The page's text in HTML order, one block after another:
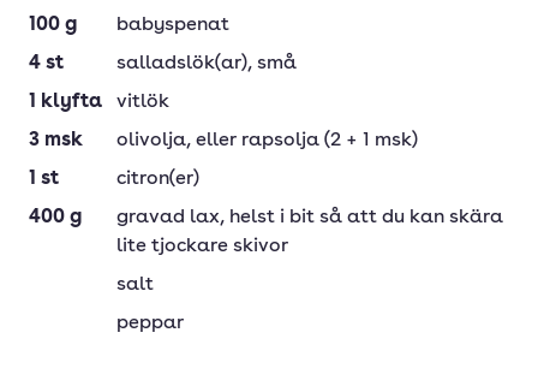
100 g
babyspenat
4 st salladslök(ar), små
1
klyfta
vitlök
3 msk olivolja, eller rapsolja (2 + 1 msk)
1 st
citron(er)
400 g gravad lax, helst i bit så att du kan skära
lite tjockare skivor
salt
peppar